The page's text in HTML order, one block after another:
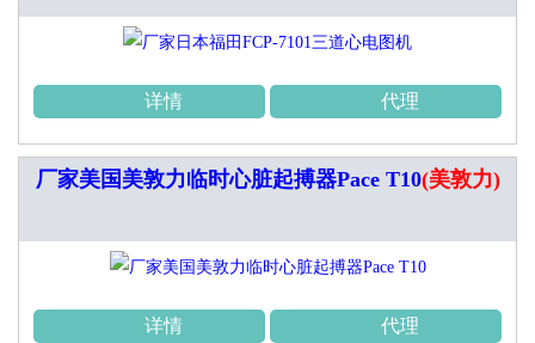
详情 代理
厂家美国美敦力临时心脏起搏器Pace T10(美敦力)
详情 代理